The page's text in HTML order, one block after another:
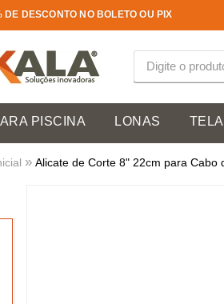
DE DESCONTO NO BOLETO OU PIX
PISCINA LONAS
» Alicate de Corte 8" 22cm para Cabo